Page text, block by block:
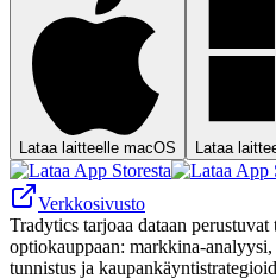
Lataa laitteelle macOS Lataa
Verkkosivusto
Tradytics tarjoaa dataan
optiokauppaan: markkina-
tunnistus ja